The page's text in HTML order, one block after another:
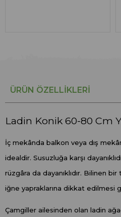
ÜRÜN ÖZELLIKLERI
Ladin Konik 60-80 Cm
İç mekânda balkon veya dış
idealdir. Susuzluğa karşı
rüzgâra da dayanıklıdır. Bilinen
iğne yapraklarına dikkat edilmesi
Çamgiller ailesinden olan ladin